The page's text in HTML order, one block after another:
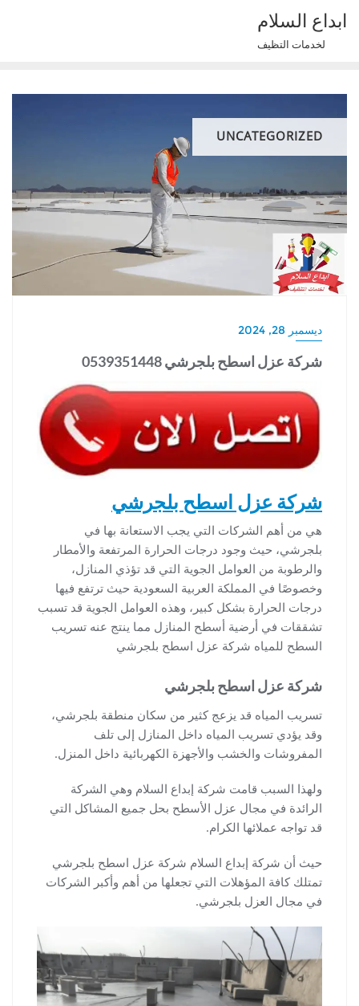
Skip
content
ابداع السلام
لخدمات التظيف
UNCATEGORIZED
ديسمبر 28, 2024
شركة عزل اسطح بلجرشي 0539351448
شركة عزل اسطح بلجرشي
هي من أهم الشركات التي يجب الاستعانة بها في
بلجرشي، حيث وجود درجات الحرارة المرتفعة والأمطار
والرطوبة من العوامل الجوية التي قد تؤذي المنازل،
وخصوصًا في المملكة العربية السعودية حيث ترتفع فيها
درجات الحرارة بشكل كبير، وهذه العوامل الجوية قد تسبب
تشققات في أرضية أسطح المنازل مما ينتج عنه تسريب
السطح للمياه شركة عزل اسطح بلجرشي
شركة عزل اسطح بلجرشي
تسريب المياه قد يزعج كثير من سكان منطقة بلجرشي،
وقد يؤدي تسريب المياه داخل المنازل إلى تلف
المفروشات والخشب والأجهزة الكهربائية داخل المنزل.
ولهذا السبب قامت شركة إبداع السلام وهي الشركة
الرائدة في مجال عزل الأسطح بحل جميع المشاكل التي
قد تواجه عملائها الكرام.
حيث أن شركة إبداع السلام شركة عزل اسطح بلجرشي
تمتلك كافة المؤهلات التي تجعلها من أهم وأكبر الشركات
في مجال العزل بلجرشي.